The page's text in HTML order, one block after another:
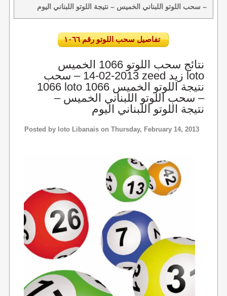
– سحب اللوتو اللبناني الخميس – نتيجة اللوتو اللبناني اليوم
تفاصيل سحب اللوتو رقم ١٠٦٦
نتائج سحب اللوتو 1066 الخميس
2013-02-14 – سحب zeed زيد loto
1066 loto 1066 نتيجة اللوتو الخميس
– سحب اللوتو اللبناني الخميس –
نتيجة اللوتو اللبناني اليوم
Posted by loto Libanaison Thursday, February 14, 2013